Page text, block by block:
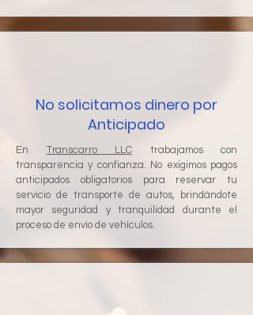
No solicitamos dinero por
Anticipado
En Transcarro LLC trabajamos con
transparencia y confianza. No exigimos pagos
anticipados obligatorios para reservar tu
servicio de transporte de autos, brindándote
mayor seguridad y tranquilidad durante el
proceso de envío de vehículos.